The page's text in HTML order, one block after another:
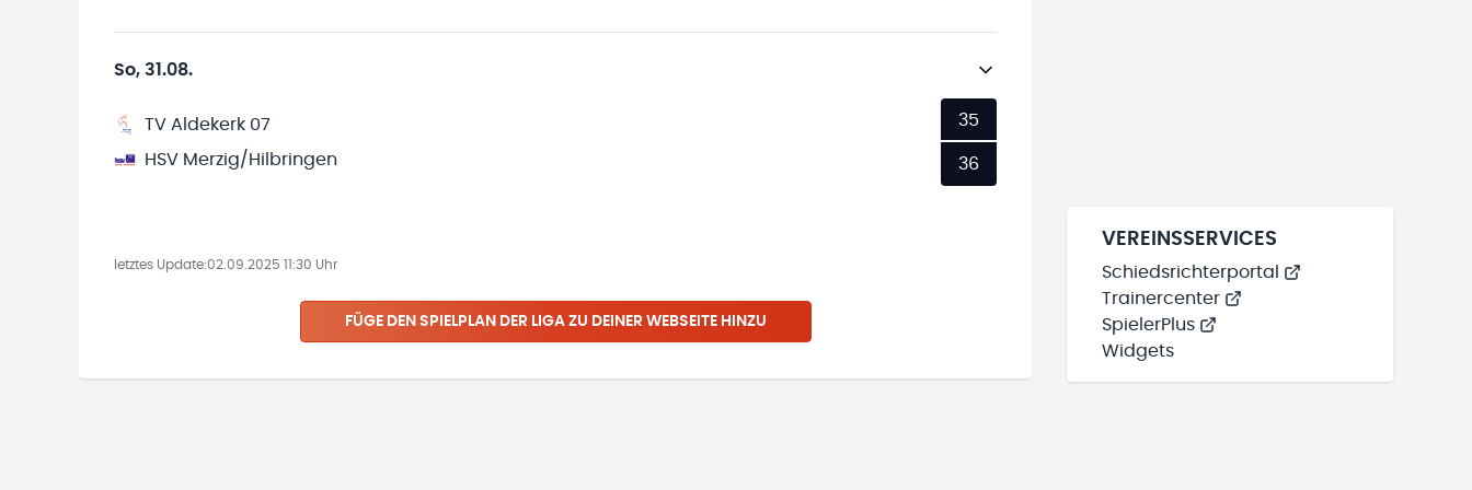
So, 31.08.
TV Aldekerk 07
HSV Merzig/Hilbringen
35
36
letztes Update:02.09.2025 11:30 Uhr
FÜGE DEN SPIELPLAN DER LIGA ZU DEINER WEBSEITE HINZU
VEREINSSERVICES
Schiedsrichterportal
Trainercenter
SpielerPlus
Widgets